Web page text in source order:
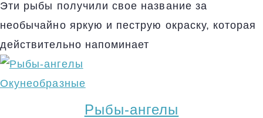
Эти рыбы получили свое название за
необычайно яркую и пеструю окраску, которая
действительно напоминает
Окунеобразные
Рыбы-ангелы